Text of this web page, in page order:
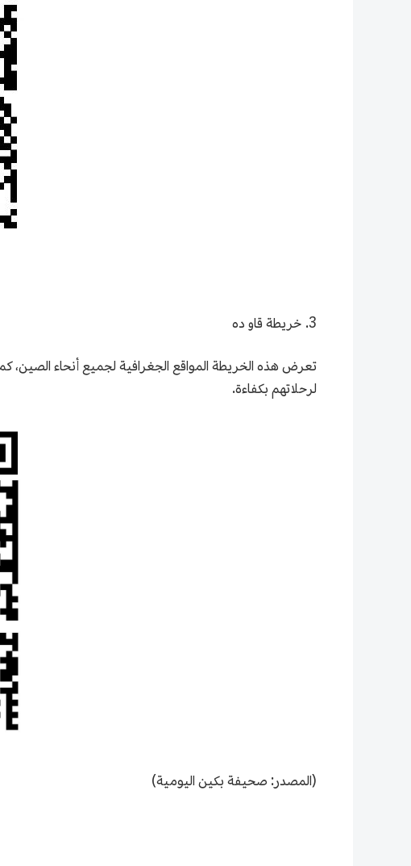
3. خريطة قاو ده
تعرض هذه الخريطة المواقع الجغرافية لجميع أنحاء الصين،
لرحلاتهم بكفاءة.
(المصدر: صحيفة بكين اليومية)